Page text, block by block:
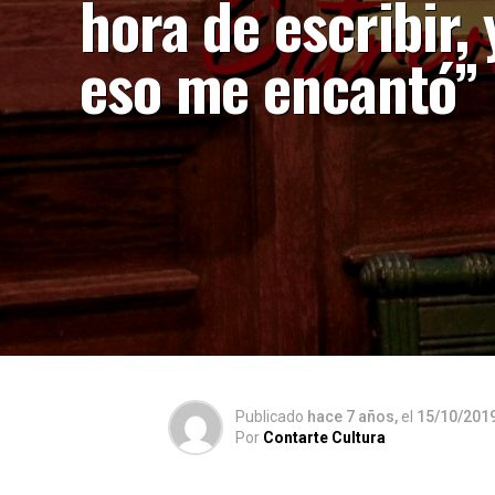
hora de escribir,
eso me encantó”
Publicado hace 7 años, el 15/10/
Por Contarte Cultura